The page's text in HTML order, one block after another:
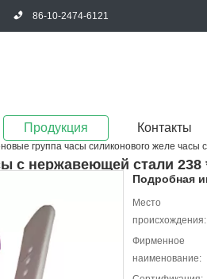
86-10-2474-6121
Продукция Контакты
группа часы силиконового желе
с нержавеющей стали 238
Подробная
Место
происхождения:
Фирменное
наименование: